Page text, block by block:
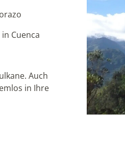
Cuenca
Auch
in Ihre